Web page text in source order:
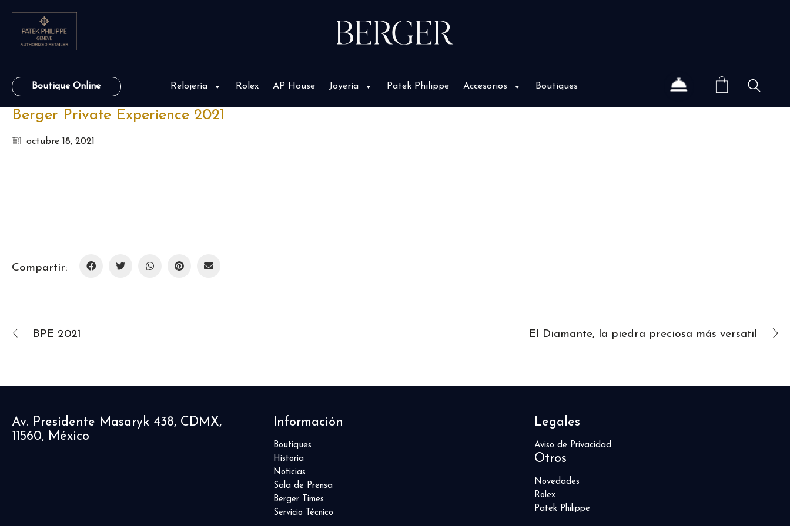
Boutique Online Relojería Rolex AP House Joyería Patek Philippe Accesorios Boutiques
Berger Private Experience 2021
octubre 18, 2021
Compartir:
BPE 2021 El Diamante, la piedra preciosa más versatil
Av. Presidente Masaryk 438, CDMX,
11560, México
Información
Boutiques
Historia
Noticias
Sala de Prensa
Berger Times
Servicio Técnico
Legales
Aviso de Privacidad
Otros
Novedades
Rolex
Patek Philippe